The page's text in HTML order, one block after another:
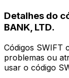
Detalhes do
BANK, LTD.
Códigos SWIFT
problemas ou
usar o código